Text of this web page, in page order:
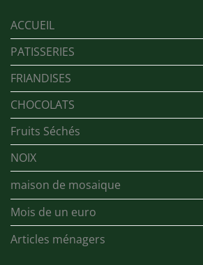
ACCUEIL
PATISSERIES
FRIANDISES
CHOCOLATS
Fruits Séchés
NOIX
maison de mosaique
Mois de un euro
Articles ménagers